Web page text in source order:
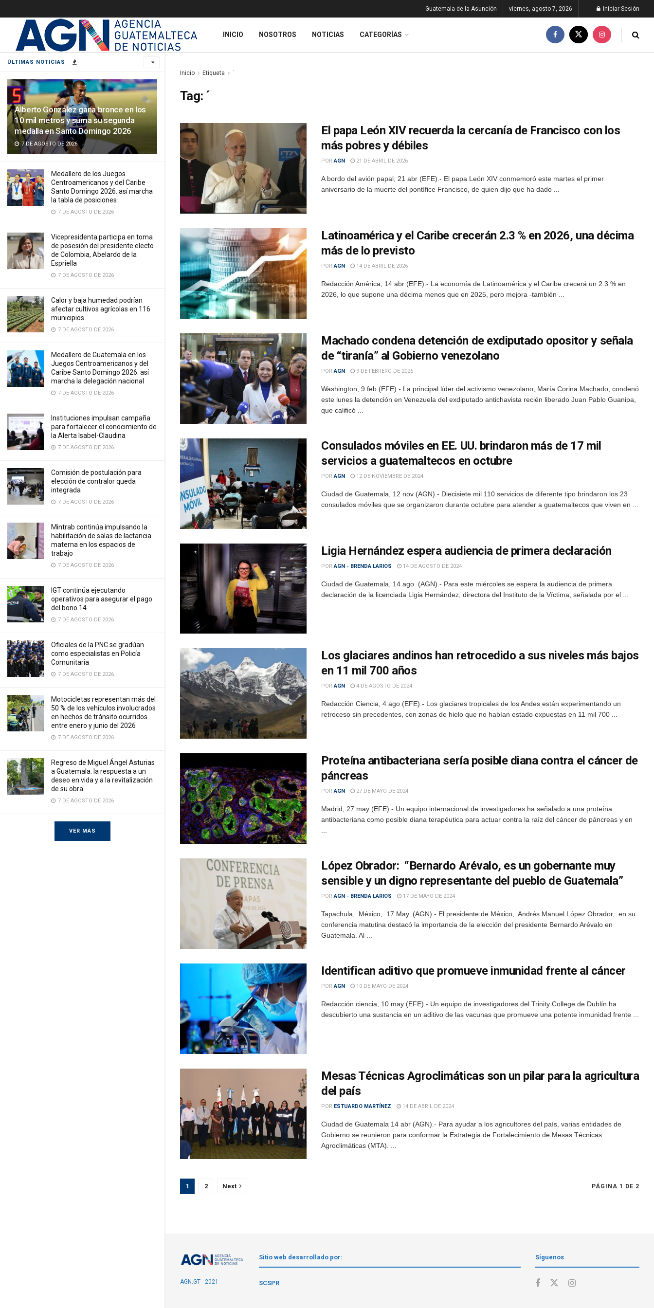
ÚLTIMAS NOTICIAS
Alberto González gana bronce en los
10 mil metros y suma su segunda
medalla en Santo Domingo 2026
7 DE AGOSTO DE 2026
Medallero de los Juegos
Centroamericanos y del Caribe
Santo Domingo 2026: así marcha
la tabla de posiciones
7 DE AGOSTO DE 2026
Vicepresidenta participa en toma
de posesión del presidente electo
de Colombia, Abelardo de la
Espriella
7 DE AGOSTO DE 2026
Calor y baja humedad podrían
afectar cultivos agrícolas en 116
municipios
7 DE AGOSTO DE 2026
Medallero de Guatemala en los
Juegos Centroamericanos y del
Caribe Santo Domingo 2026: así
marcha la delegación nacional
7 DE AGOSTO DE 2026
Instituciones impulsan campaña
para fortalecer el conocimiento de
la Alerta Isabel-Claudina
7 DE AGOSTO DE 2026
Comisión de postulación para
elección de contralor queda
integrada
7 DE AGOSTO DE 2026
Mintrab continúa impulsando la
habilitación de salas de lactancia
materna en los espacios de
trabajo
7 DE AGOSTO DE 2026
IGT continúa ejecutando
operativos para asegurar el pago
del bono 14
7 DE AGOSTO DE 2026
Oficiales de la PNC se gradúan
como especialistas en Policía
Comunitaria
7 DE AGOSTO DE 2026
Motocicletas representan más del
50 % de los vehículos involucrados
en hechos de tránsito ocurridos
entre enero y junio del 2026
7 DE AGOSTO DE 2026
Regreso de Miguel Ángel Asturias
a Guatemala: la respuesta a un
deseo en vida y a la revitalización
de su obra
7 DE AGOSTO DE 2026
VER MÁS
Guatemala de la Asunción viernes, agosto 7, 2026 Iniciar Sesión
INICIO NOSOTROS NOTICIAS CATEGORÍAS
Inicio Etiqueta ´
Tag: ´
El papa León XIV recuerda la cercanía de Francisco con los
más pobres y débiles
POR AGN 21 DE ABRIL DE 2026
A bordo del avión papal, 21 abr (EFE).- El papa León XIV conmemoró este martes el primer
aniversario de la muerte del pontífice Francisco, de quien dijo que ha dado ...
Latinoamérica y el Caribe crecerán 2.3 % en 2026, una décima
más de lo previsto
POR AGN 14 DE ABRIL DE 2026
Redacción América, 14 abr (EFE).- La economía de Latinoamérica y el Caribe crecerá un 2.3 % en
2026, lo que supone una décima menos que en 2025, pero mejora -también ...
Machado condena detención de exdiputado opositor y señala
de “tiranía” al Gobierno venezolano
POR AGN 9 DE FEBRERO DE 2026
Washington, 9 feb (EFE).- La principal líder del activismo venezolano, María Corina Machado, condenó
este lunes la detención en Venezuela del exdiputado antichavista recién liberado Juan Pablo Guanipa,
que calificó ...
Consulados móviles en EE. UU. brindaron más de 17 mil
servicios a guatemaltecos en octubre
POR AGN 12 DE NOVIEMBRE DE 2024
Ciudad de Guatemala, 12 nov (AGN).- Diecisiete mil 110 servicios de diferente tipo brindaron los 23
consulados móviles que se organizaron durante octubre para atender a guatemaltecos que viven en ...
Ligia Hernández espera audiencia de primera declaración
POR AGN - BRENDA LARIOS 14 DE AGOSTO DE 2024
Ciudad de Guatemala, 14 ago. (AGN).- Para este miércoles se espera la audiencia de primera
declaración de la licenciada Ligia Hernández, directora del Instituto de la Víctima, señalada por el ...
Los glaciares andinos han retrocedido a sus niveles más bajos
en 11 mil 700 años
POR AGN 4 DE AGOSTO DE 2024
Redacción Ciencia, 4 ago (EFE).- Los glaciares tropicales de los Andes están experimentando un
retroceso sin precedentes, con zonas de hielo que no habían estado expuestas en 11 mil 700 ...
Proteína antibacteriana sería posible diana contra el cáncer de
páncreas
POR AGN 27 DE MAYO DE 2024
Madrid, 27 may (EFE).- Un equipo internacional de investigadores ha señalado a una proteína
antibacteriana como posible diana terapéutica para actuar contra la raíz del cáncer de páncreas y en
...
López Obrador: “Bernardo Arévalo, es un gobernante muy
sensible y un digno representante del pueblo de Guatemala”
POR AGN - BRENDA LARIOS 17 DE MAYO DE 2024
Tapachula, México, 17 May. (AGN).- El presidente de México, Andrés Manuel López Obrador, en su
conferencia matutina destacó la importancia de la elección del presidente Bernardo Arévalo en
Guatemala. Al ...
Identifican aditivo que promueve inmunidad frente al cáncer
POR AGN 10 DE MAYO DE 2024
Redacción ciencia, 10 may (EFE).- Un equipo de investigadores del Trinity College de Dublín ha
descubierto una sustancia en un aditivo de las vacunas que promueve una potente inmunidad frente ...
Mesas Técnicas Agroclimáticas son un pilar para la agricultura
del país
POR ESTUARDO MARTÍNEZ 14 DE ABRIL DE 2024
Ciudad de Guatemala 14 abr (AGN).- Para ayudar a los agricultores del país, varias entidades de
Gobierno se reunieron para conformar la Estrategia de Fortalecimiento de Mesas Técnicas
Agroclimáticas (MTA). ...
PÁGINA 1 DE 2
1 2 Next
AGN.GT - 2021
Sitio web desarrollado por:
SCSPR
Síguenos